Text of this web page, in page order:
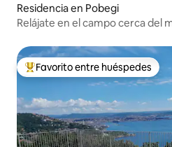
Residencia en Pobegi
Relájate en el campo cerca del
De los mejores en Favorito
Favorito entre huéspedes